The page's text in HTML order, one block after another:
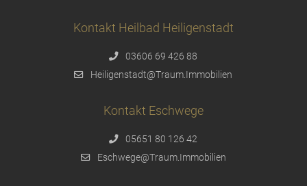
Kontakt Heilbad Heiligenstadt
03606 69 426 88
Heiligenstadt@Traum.Immobilien
Kontakt Eschwege
05651 80 126 42
Eschwege@Traum.Immobilien